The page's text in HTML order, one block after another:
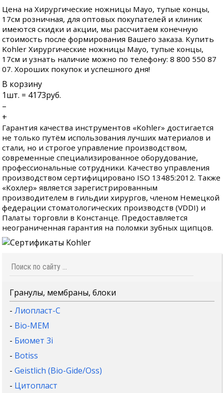
Цена на Хирургические ножницы Mayo, тупые концы,
17см розничная, для оптовых покупателей и клиник
имеются скидки и акции, мы рассчитаем конечную
стоимость после формирования Вашего заказа. Купить
Kohler Хирургические ножницы Mayo, тупые концы,
17см и узнать наличие можно по телефону: 8 800 550 87
07. Хороших покупок и успешного дня!
В корзину
1шт. = 4173руб.
–
+
Гарантия качества инструментов «Kohler» достигается
не только путём использования лучших материалов и
стали, но и строгое управление производством,
современные специализированное оборудование,
профессиональные сотрудники. Качество управления
производством сертифицировано ISO 13485:2012. Также
«Кохлер» является зарегистрированным
производителем в гильдии хирургов, членом Немецкой
федерации стоматологических производств (VDDI) и
Палаты торговли в Констанце. Предоставляется
неограниченная гарантия на поломки зубных щипцов.
Гранулы, мембраны, блоки
-Лиопласт-С
- Bio-MEM
- Биомет 3i
- Botiss
-Geistlich (Bio-Gide/Oss)
- Цитопласт